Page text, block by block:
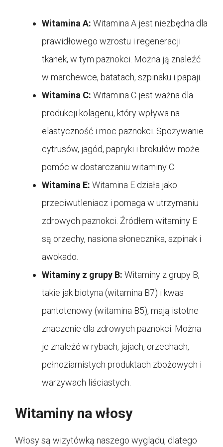
Witamina A: Witamina A jest niezbędna dla
prawidłowego wzrostu i regeneracji
tkanek, w tym paznokci. Można ją znaleźć
w marchewce, batatach, szpinaku i papaji.
Witamina C: Witamina C jest ważna dla
produkcji kolagenu, który wpływa na
elastyczność i moc paznokci. Spożywanie
cytrusów, jagód, papryki i brokułów może
pomóc w dostarczaniu witaminy C.
Witamina E: Witamina E działa jako
przeciwutleniacz i pomaga w utrzymaniu
zdrowych paznokci. Źródłem witaminy E
są orzechy, nasiona słonecznika, szpinak i
awokado.
Witaminy z grupy B: Witaminy z grupy B,
takie jak biotyna (witamina B7) i kwas
pantotenowy (witamina B5), mają istotne
znaczenie dla zdrowych paznokci. Można
je znaleźć w rybach, jajach, orzechach,
pełnoziarnistych produktach zbożowych i
warzywach liściastych.
Witaminy na włosy
Włosy są wizytówką naszego wyglądu, dlatego